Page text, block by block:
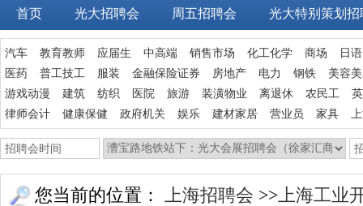
首页 光大招聘会 周五招聘会 光大特别策划招
汽车 教育教师 应届生 中高端 销售市场 化工化学 商场
日
医药
普工技工 服装 金融保险证券 房地产 电力 钢铁
美容
游戏动漫
建筑 纺织 医院 旅游 装潢物业 离退休 农民工
律师会计
健康保健 政府机关 娱乐 建材家居 营业员 家具
您当前的位置： 上海招聘会 >>上海工业